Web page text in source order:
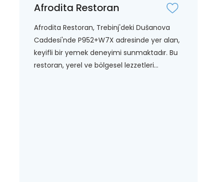
Afrodita Restoran
Afrodita Restoran, Trebinj'deki Dušanova
Caddesi'nde P952+W7X adresinde yer alan,
keyifli bir yemek deneyimi sunmaktadır. Bu
restoran, yerel ve bölgesel lezzetleri...